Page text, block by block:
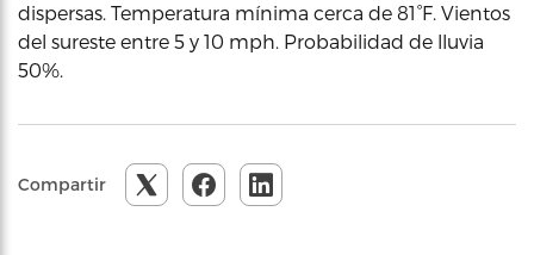
dispersas. Temperatura mínima cerca de 81°F. Vientos
del sureste entre 5 y 10 mph. Probabilidad de lluvia
50%.
Compartir